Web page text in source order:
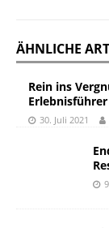
ÄHNLICHE
Rein ins
30. Juli 2021